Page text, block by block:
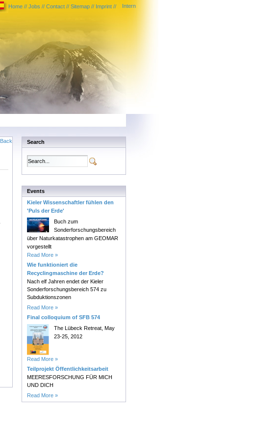
Intern
Home // Jobs // Contact // Sitemap // Imprint //
Back Search
Events
Kieler Wissenschaftler fühlen den
'Puls der Erde'
Buch zum
Sonderforschungsbereich
über Naturkatastrophen am GEOMAR
vorgestellt
Read More »
Wie funktioniert die
Recyclingmaschine der Erde?
Nach elf Jahren endet der Kieler
Sonderforschungsbereich 574 zu
Subduktionszonen
Read More »
Final colloquium of SFB 574
The Lübeck Retreat, May
23-25, 2012
Read More »
Teilprojekt Öffentlichkeitsarbeit
MEERESFORSCHUNG FÜR MICH
UND DICH
Read More »